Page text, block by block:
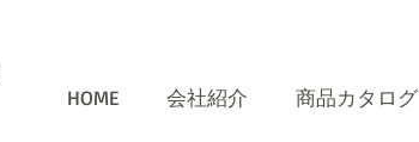
HOME 会社紹介 ​商品カタログ